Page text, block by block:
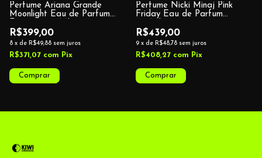
Perfume Ariana Grande
Moonlight Eau de Parfum
R$399,00
8 x de R$49,88 sem juros
R$371,07 com Pix
Perfume Nicki Minaj Pink
Friday Eau de Parfum
R$439,00
9 x de R$48,78 sem juros
R$408,27 com Pix